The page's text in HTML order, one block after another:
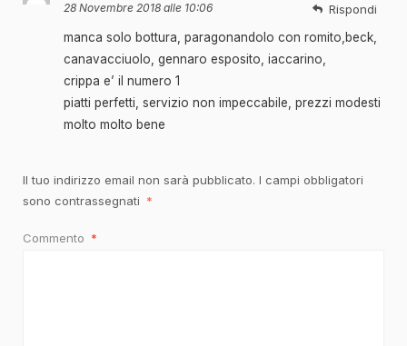
28 Novembre 2018 alle 10:06
manca solo bottura, paragonandolo con romito,beck,
canavacciuolo, gennaro esposito, iaccarino,
crippa e’ il numero 1
piatti perfetti, servizio non impeccabile, prezzi modesti
molto molto bene
Rispondi
Il tuo indirizzo email non sarà pubblicato. I campi obbligatori
sono contrassegnati *
Commento *